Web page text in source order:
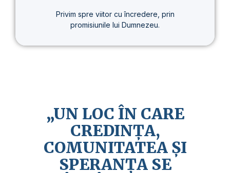
Privim spre viitor cu încredere, prin
promisiunile lui Dumnezeu.
„UN LOC ÎN CARE
CREDINȚA,
COMUNITATEA ȘI
SPERANȚA SE